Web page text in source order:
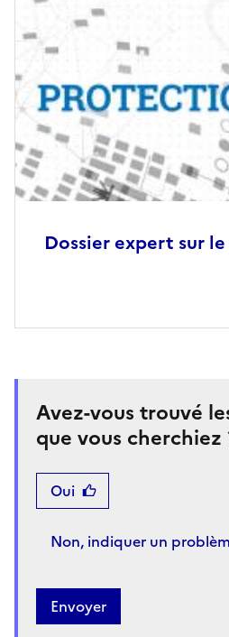
Dossier expert sur
Avez-vous trouvé
que vous cherchiez
Oui
Non, indiquer un